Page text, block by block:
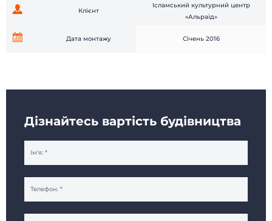
Клієнт
Ісламський культурний центр
«Альраід»
Дата монтажу Січень 2016
Дізнайтесь вартість будівництва